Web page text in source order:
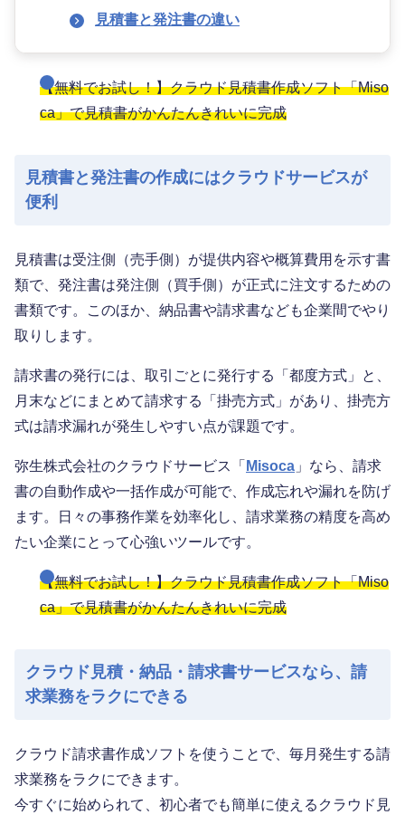
見積書と発注書の違い
【無料でお試し！】クラウド見積書作成ソフト「Miso
ca」で見積書がかんたんきれいに完成
見積書と発注書の作成にはクラウドサービスが
便利
見積書は受注側（売手側）が提供内容や概算費用を示す書
類で、発注書は発注側（買手側）が正式に注文するための
書類です。このほか、納品書や請求書なども企業間でやり
取りします。
請求書の発行には、取引ごとに発行する「都度方式」と、
月末などにまとめて請求する「掛売方式」があり、掛売方
式は請求漏れが発生しやすい点が課題です。
弥生株式会社のクラウドサービス「 Misoca 」なら、請求
書の自動作成や一括作成が可能で、作成忘れや漏れを防げ
ます。日々の事務作業を効率化し、請求業務の精度を高め
たい企業にとって心強いツールです。
【無料でお試し！】クラウド見積書作成ソフト「Miso
ca」で見積書がかんたんきれいに完成
クラウド見積・納品・請求書サービスなら、請
求業務をラクにできる
クラウド請求書作成ソフトを使うことで、毎月発生する請
求業務をラクにできます。
今すぐに始められて、初心者でも簡単に使えるクラウド見